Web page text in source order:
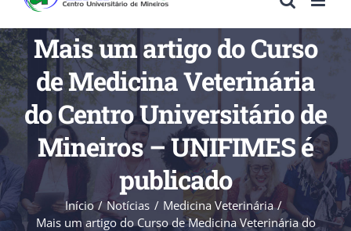
Mais um artigo do Curso
de Medicina Veterinária
do Centro Universitário de
Mineiros – UNIFIMES é
publicado
Início Notícias
Medicina Veterinária
Mais um artigo do Curso de Medicina Veterinária do